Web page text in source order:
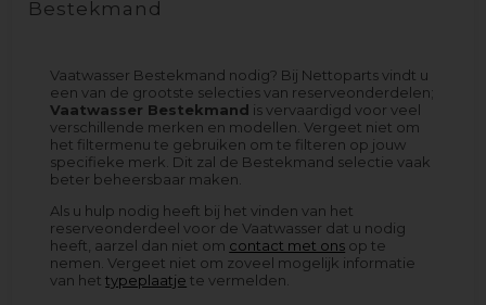
Bestekmand
Vaatwasser Bestekmand nodig? Bij Nettoparts vindt u
een van de grootste selecties van reserveonderdelen;
Vaatwasser Bestekmand is vervaardigd voor veel
verschillende merken en modellen. Vergeet niet om
het filtermenu te gebruiken om te filteren op jouw
specifieke merk. Dit zal de Bestekmand selectie vaak
beter beheersbaar maken.
Als u hulp nodig heeft bij het vinden van het
reserveonderdeel voor de Vaatwasser dat u nodig
heeft, aarzel dan niet om contact met ons op te
nemen. Vergeet niet om zoveel mogelijk informatie
van hettypeplaatje te vermelden.